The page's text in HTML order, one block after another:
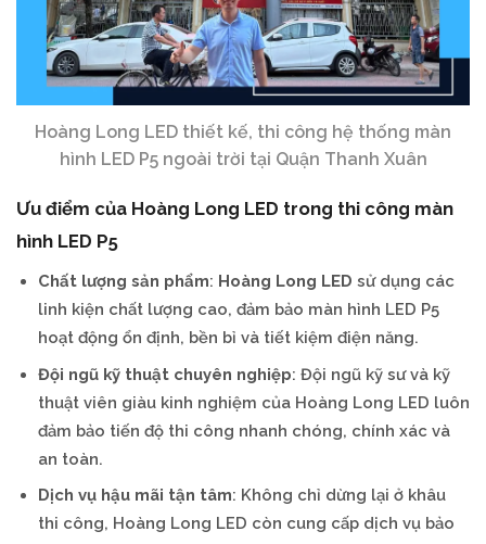
Hoàng Long LED thiết kế, thi công hệ thống màn
hình LED P5 ngoài trời tại Quận Thanh Xuân
Ưu điểm của Hoàng Long LED trong thi công màn
hình LED P5
Chất lượng sản phẩm: Hoàng Long LED sử dụng các
linh kiện chất lượng cao, đảm bảo màn hình LED P5
hoạt động ổn định, bền bỉ và tiết kiệm điện năng.
Đội ngũ kỹ thuật chuyên nghiệp: Đội ngũ kỹ sư và kỹ
thuật viên giàu kinh nghiệm của Hoàng Long LED luôn
đảm bảo tiến độ thi công nhanh chóng, chính xác và
an toàn.
Dịch vụ hậu mãi tận tâm: Không chỉ dừng lại ở khâu
thi công, Hoàng Long LED còn cung cấp dịch vụ bảo